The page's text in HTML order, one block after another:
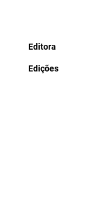
Editora
Edições